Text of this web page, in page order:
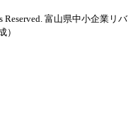
富山県中小企業リバ
）